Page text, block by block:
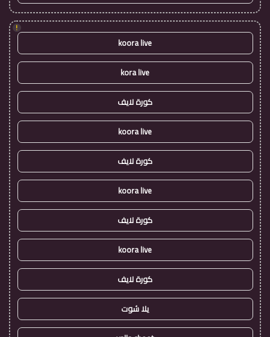
!
koora live
kora live
كورة لايف
koora live
كورة لايف
koora live
كورة لايف
koora live
كورة لايف
يلا شوت